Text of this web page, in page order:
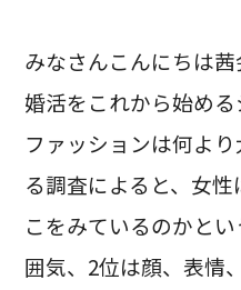
みなさんこんにちは茜
婚活をこれから始める
ファッションは何よ
る調査によると、女
こをみているのかと
囲気、2位は顔、表情